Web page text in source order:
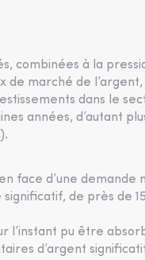
combinées à la
de marché de
dans le
années, d’autant
face d’une demande
de près de
l’instant pu être
d’argent